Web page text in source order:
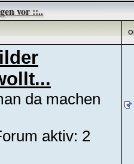
vor ::..
da machen
aktiv: 2